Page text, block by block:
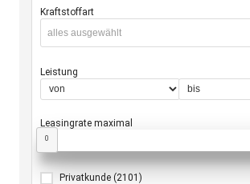
Kraftstoffart
alles ausgewählt
Leistung
Leasingrate maximal
0
Privatkunde (2101)